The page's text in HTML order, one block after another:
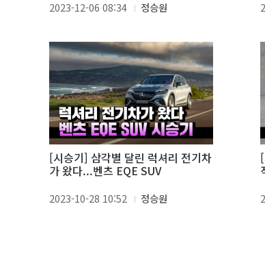
2023-12-06 08:34 정승원
[시승기] 삼각별 달린 럭셔리 전기차
가 왔다...벤츠 EQE SUV
2023-10-28 10:52 정승원